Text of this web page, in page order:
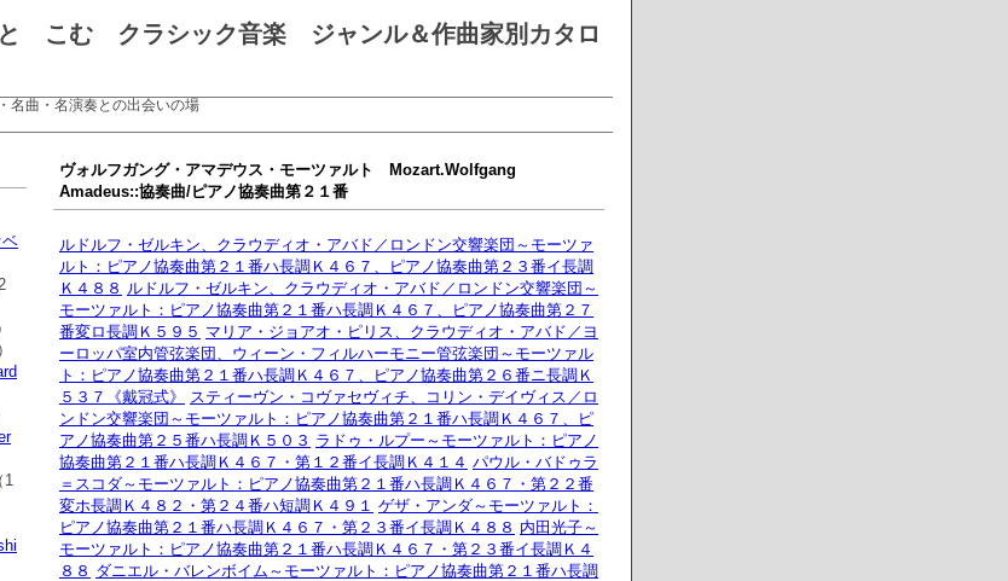
こむ クラシック音楽 ジャンル＆作曲家別カタロ
名曲・名演奏との出会いの場
ヴォルフガング・アマデウス・モーツァルト Mozart.Wolfgang
Amadeus::協奏曲/ピアノ協奏曲第２１番
ルドルフ・ゼルキン、クラウディオ・アバド／ロンドン交響楽団～モーツァ
ルト：ピアノ協奏曲第２１番ハ長調Ｋ４６７、ピアノ協奏曲第２３番イ長調
Ｋ４８８ ルドルフ・ゼルキン、クラウディオ・アバド／ロンドン交響楽団～
モーツァルト：ピアノ協奏曲第２１番ハ長調Ｋ４６７、ピアノ協奏曲第２７
番変ロ長調Ｋ５９５ マリア・ジョアオ・ピリス、クラウディオ・アバド／ヨ
ーロッパ室内管弦楽団、ウィーン・フィルハーモニー管弦楽団～モーツァル
ト：ピアノ協奏曲第２１番ハ長調Ｋ４６７、ピアノ協奏曲第２６番ニ長調Ｋ
５３７《戴冠式》
スティーヴン・コヴァセヴィチ、コリン・デイヴィス／ロ
ンドン交響楽団～モーツァルト：ピアノ協奏曲第２１番ハ長調Ｋ４６７、ピ
アノ協奏曲第２５番ハ長調Ｋ５０３ ラドゥ・ルプー～モーツァルト：ピアノ
協奏曲第２１番ハ長調Ｋ４６７・第１２番イ長調Ｋ４１４ パウル・バドゥラ
＝スコダ～モーツァルト：ピアノ協奏曲第２１番ハ長調Ｋ４６７・第２２番
変ホ長調Ｋ４８２・第２４番ハ短調Ｋ４９１ ゲザ・アンダ～モーツァルト：
ピアノ協奏曲第２１番ハ長調Ｋ４６７・第２３番イ長調Ｋ４８８ 内田光子～
モーツァルト：ピアノ協奏曲第２１番ハ長調Ｋ４６７・第２３番イ長調Ｋ４
８８ ダニエル・バレンボイム～モーツァルト：ピアノ協奏曲第２１番ハ長調
1